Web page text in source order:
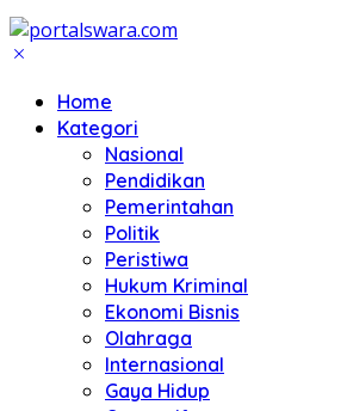
Home
Kategori
Nasional
Pendidikan
Pemerintahan
Politik
Peristiwa
Hukum Kriminal
Ekonomi Bisnis
Olahraga
Internasional
Gaya Hidup